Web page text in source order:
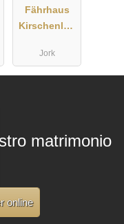
Fährhaus
Kirschenlan
Jork
matrimonio
online